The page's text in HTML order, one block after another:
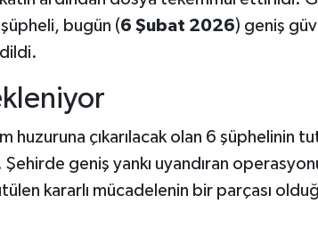
bugün (6 Şubat 2026) geniş
çıkarılacak olan 6 şüphelinin
geniş yankı uyandıran
kararlı mücadelenin bir parçası